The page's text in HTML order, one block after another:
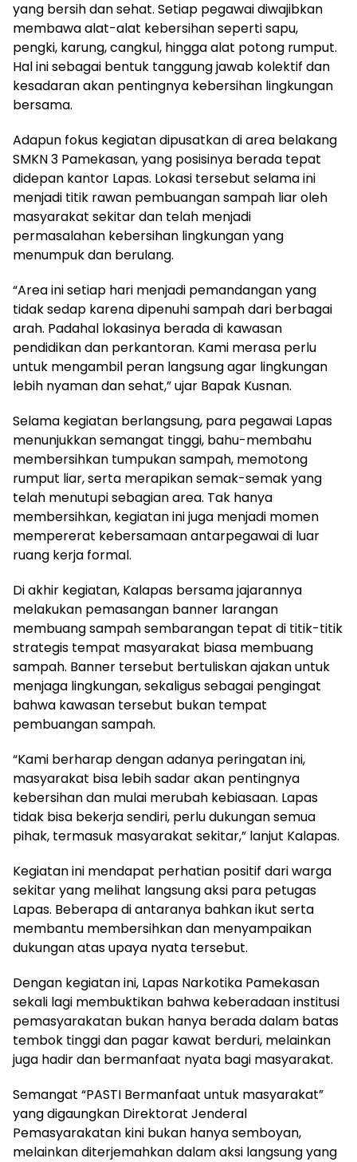
yang bersih dan sehat. Setiap pegawai diwajibkan
membawa alat-alat kebersihan seperti sapu,
pengki, karung, cangkul, hingga alat potong rumput.
Hal ini sebagai bentuk tanggung jawab kolektif dan
kesadaran akan pentingnya kebersihan lingkungan
bersama.
Adapun fokus kegiatan dipusatkan di area belakang
SMKN 3 Pamekasan, yang posisinya berada tepat
didepan kantor Lapas. Lokasi tersebut selama ini
menjadi titik rawan pembuangan sampah liar oleh
masyarakat sekitar dan telah menjadi
permasalahan kebersihan lingkungan yang
menumpuk dan berulang.
“Area ini setiap hari menjadi pemandangan yang
tidak sedap karena dipenuhi sampah dari berbagai
arah. Padahal lokasinya berada di kawasan
pendidikan dan perkantoran. Kami merasa perlu
untuk mengambil peran langsung agar lingkungan
lebih nyaman dan sehat,” ujar Bapak Kusnan.
Selama kegiatan berlangsung, para pegawai Lapas
menunjukkan semangat tinggi, bahu-membahu
membersihkan tumpukan sampah, memotong
rumput liar, serta merapikan semak-semak yang
telah menutupi sebagian area. Tak hanya
membersihkan, kegiatan ini juga menjadi momen
mempererat kebersamaan antarpegawai di luar
ruang kerja formal.
Di akhir kegiatan, Kalapas bersama jajarannya
melakukan pemasangan banner larangan
membuang sampah sembarangan tepat di titik-titik
strategis tempat masyarakat biasa membuang
sampah. Banner tersebut bertuliskan ajakan untuk
menjaga lingkungan, sekaligus sebagai pengingat
bahwa kawasan tersebut bukan tempat
pembuangan sampah.
“Kami berharap dengan adanya peringatan ini,
masyarakat bisa lebih sadar akan pentingnya
kebersihan dan mulai merubah kebiasaan. Lapas
tidak bisa bekerja sendiri, perlu dukungan semua
pihak, termasuk masyarakat sekitar,” lanjut Kalapas.
Kegiatan ini mendapat perhatian positif dari warga
sekitar yang melihat langsung aksi para petugas
Lapas. Beberapa di antaranya bahkan ikut serta
membantu membersihkan dan menyampaikan
dukungan atas upaya nyata tersebut.
Dengan kegiatan ini, Lapas Narkotika Pamekasan
sekali lagi membuktikan bahwa keberadaan institusi
pemasyarakatan bukan hanya berada dalam batas
tembok tinggi dan pagar kawat berduri, melainkan
juga hadir dan bermanfaat nyata bagi masyarakat.
Semangat “PASTI Bermanfaat untuk masyarakat”
yang digaungkan Direktorat Jenderal
Pemasyarakatan kini bukan hanya semboyan,
melainkan diterjemahkan dalam aksi langsung yang